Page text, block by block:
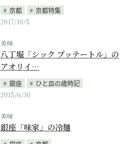
京都
京都特集
2017/10/5
美味
八丁堀「シック プッテートル」の
アオリイ…
銀座
ひと皿の歳時記
2015/6/30
美味
銀座「味家」の冷麺